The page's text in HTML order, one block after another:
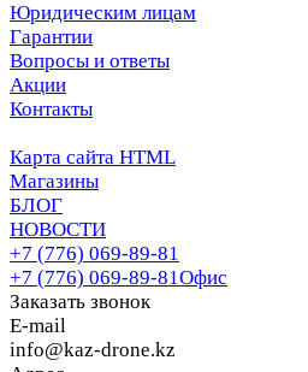
Юридическим лицам
Гарантии
Вопросы и ответы
Акции
Контакты
Карта сайта HTML
Магазины
БЛОГ
НОВОСТИ
+7 (776) 069-89-81
+7 (776) 069-89-81Офис
Заказать звонок
E-mail
info@kaz-drone.kz